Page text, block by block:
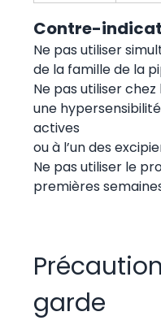
Contre-
Ne pas utiliser
de la famille de la
Ne pas utiliser
une
actives
ou à l’un des
Ne pas utiliser le
premières
garde